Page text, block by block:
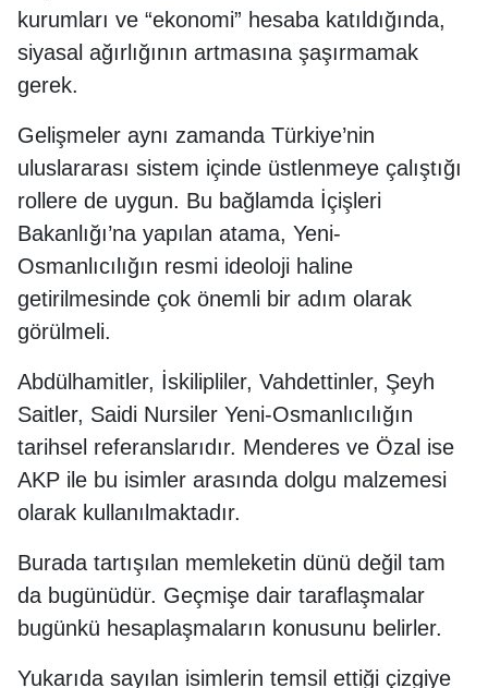
kurumları ve “ekonomi” hesaba katıldığında,
siyasal ağırlığının artmasına şaşırmamak
gerek.
Gelişmeler aynı zamanda Türkiye’nin
uluslararası sistem içinde üstlenmeye çalıştığı
rollere de uygun. Bu bağlamda İçişleri
Bakanlığı’na yapılan atama, Yeni-
Osmanlıcılığın resmi ideoloji haline
getirilmesinde çok önemli bir adım olarak
görülmeli.
Abdülhamitler, İskilipliler, Vahdettinler, Şeyh
Saitler, Saidi Nursiler Yeni-Osmanlıcılığın
tarihsel referanslarıdır. Menderes ve Özal ise
AKP ile bu isimler arasında dolgu malzemesi
olarak kullanılmaktadır.
Burada tartışılan memleketin dünü değil tam
da bugünüdür. Geçmişe dair taraflaşmalar
bugünkü hesaplaşmaların konusunu belirler.
Yukarıda sayılan isimlerin temsil ettiği çizgiye